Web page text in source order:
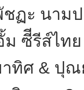
ฏะ นาม
ซีีรีส์ไท
ทิศ & ปุ